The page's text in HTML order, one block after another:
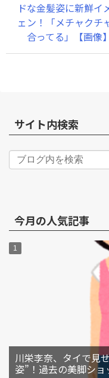
ドな金髪姿に新鮮イ
ェン！「メチャクチ
合ってる」【画像】
サイト内検索
今月の人気記事
川栄李奈、タイで見
姿”！過去の美脚ショ